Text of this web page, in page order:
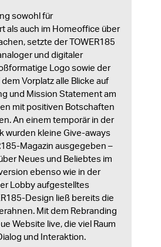
sowohl für
als auch im Homeoffice über
setzte der TOWER185
und digitaler
Logo sowie der
Vorplatz alle Blicke auf
und Mission Statement am
mit positiven Botschaften
An einem temporär in der
wurden kleine Give-aways
Magazin ausgegeben –
Neues und Beliebtes im
ebenso wie in der
Lobby aufgestelltes
Design ließ bereits die
Mit dem Rebranding
Website live, die viel Raum
und Interaktion.